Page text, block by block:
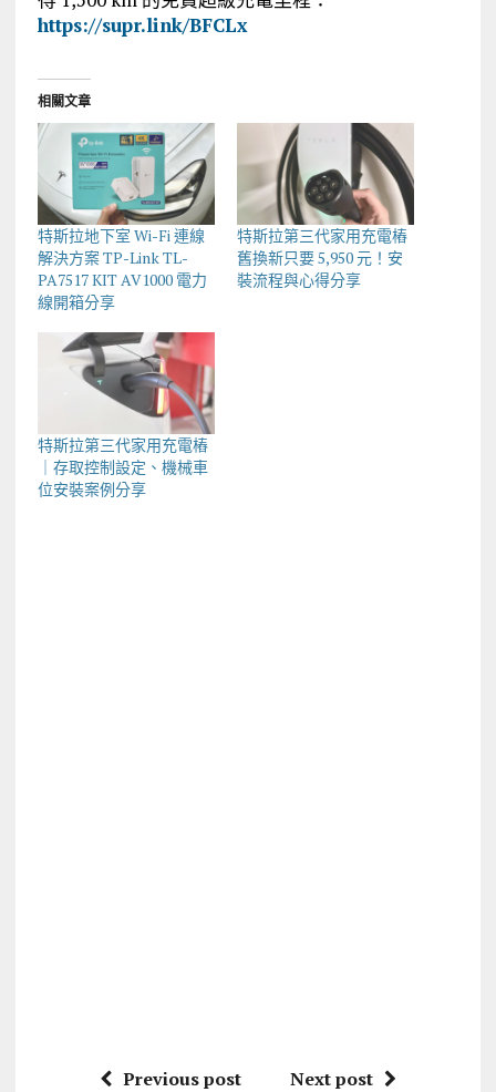
https://supr.link/BFCLx
相關文章
特斯拉地下室 Wi-Fi 連線
解決方案 TP-Link TL-
PA7517 KIT AV1000 電力
線開箱分享
特斯拉第三代家用充電樁
舊換新只要 5,950 元！安
裝流程與心得分享
特斯拉第三代家用充電樁
｜存取控制設定、機械車
位安裝案例分享
Previous post Next post